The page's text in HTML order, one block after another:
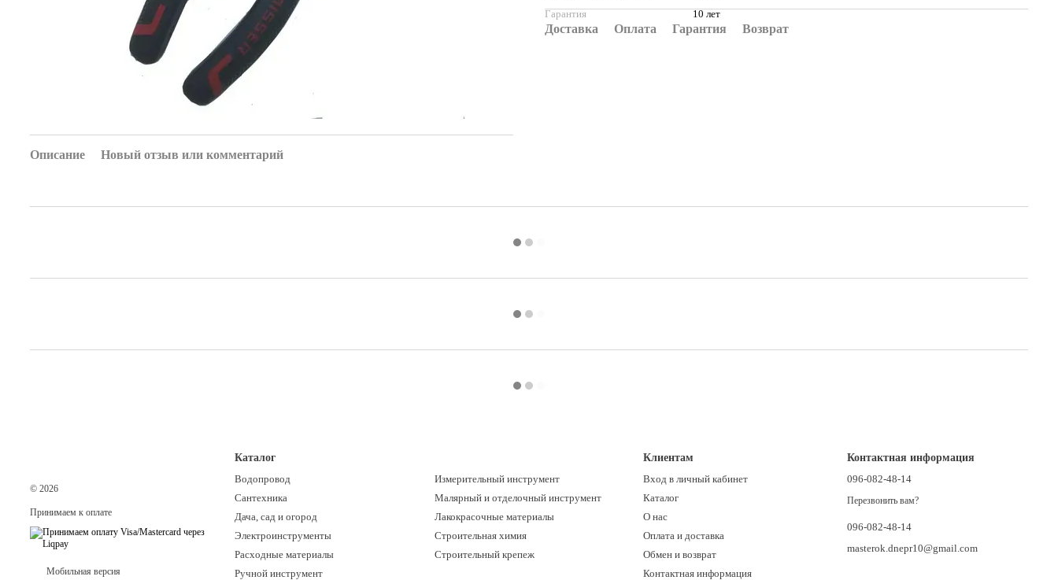
Описание Новый отзыв или комментарий
Гарантия
10 лет
Доставка Оплата Гарантия Возврат
© 2026
Принимаем к оплате
Мобильная версия
Каталог
Водопровод
Сантехника
Дача, сад и огород
Электроинструменты
Расходные материалы
Ручной инструмент
Измерительный инструмент
Малярный и отделочный инструмент
Лакокрасочные материалы
Строительная химия
Строительный крепеж
Клиентам
Вход в личный кабинет
Каталог
О нас
Оплата и доставка
Обмен и возврат
Контактная информация
Контактная информация
096-082-48-14
Перезвонить вам?
096-082-48-14
masterok.dnepr10@gmail.com